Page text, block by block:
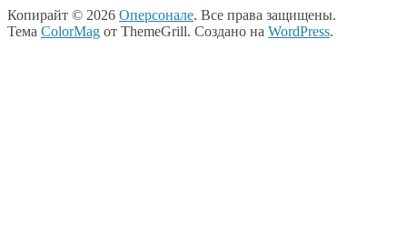
Копирайт © 2026 Оперсонале. Все права защищены.
Тема ColorMag от ThemeGrill. Создано на WordPress.